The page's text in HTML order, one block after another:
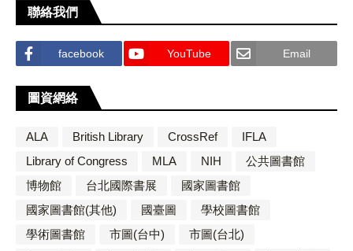
聯絡我們
facebook YouTube Email
圖資網絡
ALA British Library CrossRef
IFLA
Library of Congress
MLA NIH
公共圖書館
博物館
台北國際書展
國家圖書館
國家圖書館(其他)
國臺圖
學校圖書館
學術圖書館
市圖(台中)
市圖(台北)